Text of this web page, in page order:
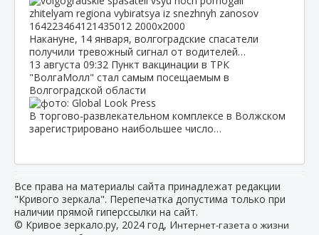
Накануне, 14 января, волгоградские спасатели
получили тревожный сигнал от водителей…
13 августа 09:32 Пункт вакцинации в ТРК
"ВолгаМолл" стал самым посещаемым в
Волгоградской области
В торгово-развлекательном комплексе в Волжском
зарегистрировано наибольшее число…
Все права на материалы сайта принадлежат редакции
"Кривого зеркала". Перепечатка допустима только при
наличии прямой гиперссылки на сайт.
© Кривое зеркало.ру, 2024 год, Интернет-газета о жизни